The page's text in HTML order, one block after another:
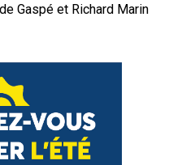
Gaspé et Richard Marin